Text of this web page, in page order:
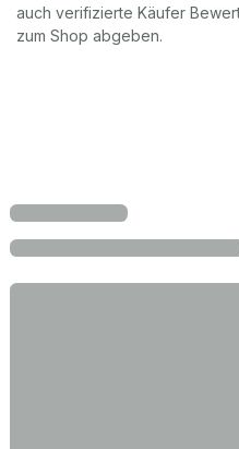
auch verifizierte Käufer
zum Shop abgeben.